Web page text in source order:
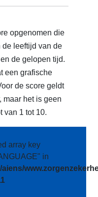
opgenomen die
de leeftijd van de
de gelopen tijd.
een grafische
de score geldt
maar het is geen
van 1 tot 10.
array key
in